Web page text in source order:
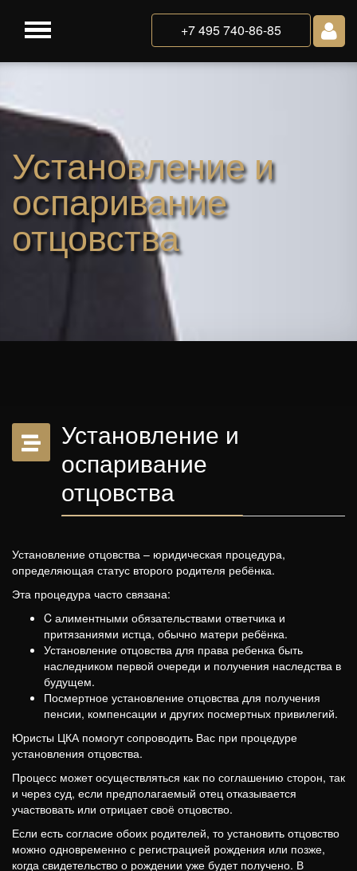
+7 495 740-86-85
Установление и
оспаривание
отцовства
Установление и
оспаривание
отцовства
Установление отцовства – юридическая процедура,
определяющая статус второго родителя ребёнка.
Эта процедура часто связана:
C алиментными обязательствами ответчика и
притязаниями истца, обычно матери ребёнка.
Установление отцовства для права ребенка быть
наследником первой очереди и получения наследства в
будущем.
Посмертное установление отцовства для получения
пенсии, компенсации и других посмертных привилегий.
Юристы ЦКА помогут сопроводить Вас при процедуре
установления отцовства.
Процесс может осуществляться как по соглашению сторон, так
и через суд, если предполагаемый отец отказывается
участвовать или отрицает своё отцовство.
Если есть согласие обоих родителей, то установить отцовство
можно одновременно с регистрацией рождения или позже,
когда свидетельство о рождении уже будет получено. В